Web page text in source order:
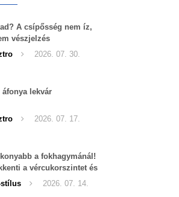
A csípősség nem íz,
vészjelzés
2026. 07. 30.
áfonya lekvár
2026. 07. 17.
a fokhagymánál!
a vércukorszintet és
vérnyomást is!
stílus 2026. 07. 14.